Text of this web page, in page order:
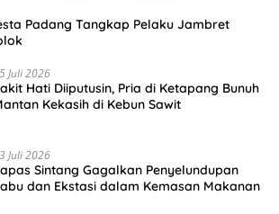
Padang Tangkap Pelaku Jambret
Juli 2026
Hati Diiputusin, Pria di Ketapang Bunuh
Kekasih di Kebun Sawit
Juli 2026
Sintang Gagalkan Penyelundupan
dan Ekstasi dalam Kemasan Makanan